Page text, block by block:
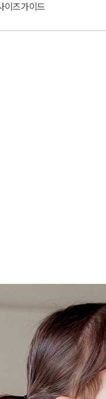
이즈가이드